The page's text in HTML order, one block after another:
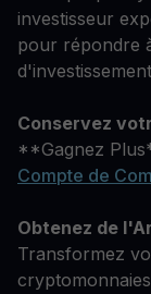
investisseur
pour répondre
Conservez
**Gagnez
Compte de
Obtenez de
Transformez